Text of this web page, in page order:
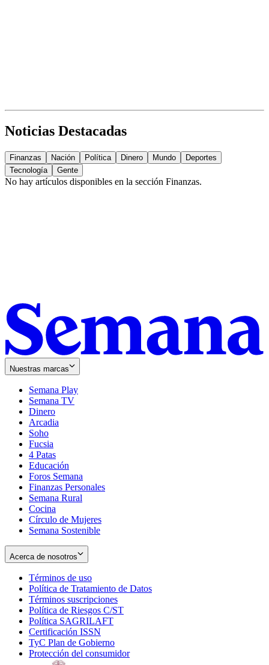
Noticias Destacadas
Finanzas Nación Política Dinero Mundo
Deportes
Tecnología
Gente
No hay artículos disponibles en la sección Finanzas.
Nuestras marcas
Semana Play
Semana TV
Dinero
Arcadia
Soho
in
new
window
Fucsia
in
new
window
4 Patas
Educación
Foros Semana
Finanzas Personales
Semana Rural
Cocina
Círculo de Mujeres
Semana Sostenible
Acerca de nosotros
Términos de uso
in
new
window
Política de Tratamiento de Datos
Términos suscripciones
in
Política de Riesgos C/ST
Política SAGRILAFT
new
window
Certificación ISSN
in
new
TyC Plan de Gobierno
in
Protección del consumidorOpens